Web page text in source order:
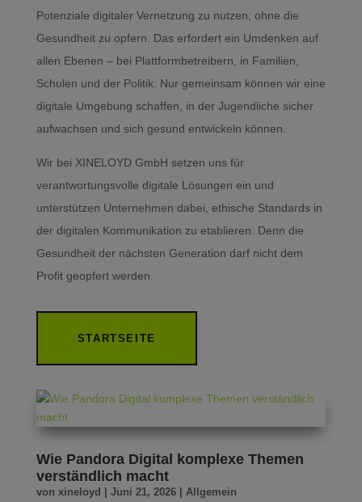
Potenziale digitaler Vernetzung zu nutzen, ohne die
Gesundheit zu opfern. Das erfordert ein Umdenken auf
allen Ebenen – bei Plattformbetreibern, in Familien,
Schulen und der Politik. Nur gemeinsam können wir eine
digitale Umgebung schaffen, in der Jugendliche sicher
aufwachsen und sich gesund entwickeln können.
Wir bei XINELOYD GmbH setzen uns für
verantwortungsvolle digitale Lösungen ein und
unterstützen Unternehmen dabei, ethische Standards in
der digitalen Kommunikation zu etablieren. Denn die
Gesundheit der nächsten Generation darf nicht dem
Profit geopfert werden.
STARTSEITE
Wie Pandora Digital komplexe Themen
verständlich macht
von xineloyd Juni 21, 2026| Allgemein